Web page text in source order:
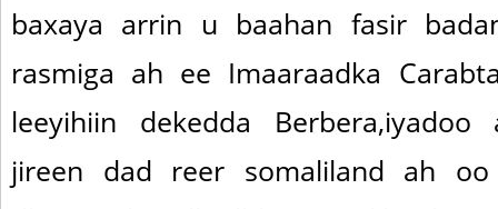
baxaya arrin u baahan fasir
rasmiga ah ee Imaaraadka
leeyihiin dekedda
jireen dad reer somaliland ah oo